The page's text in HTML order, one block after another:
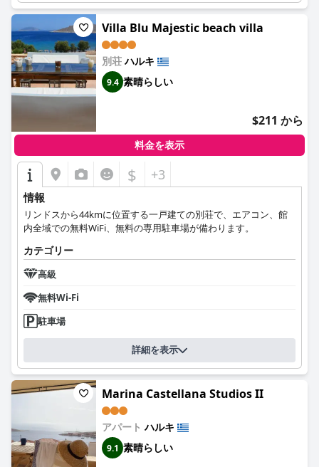
Villa Blu Majestic beach villa
別荘ハルキ
9.4 素晴らしい
$211 から
料金を表示
$ +3
情報
リンドスから44kmに位置する一戸建ての別荘で、エアコン、館
内全域での無料WiFi、無料の専用駐車場が備わります。
カテゴリー
高級
無料Wi-Fi
駐車場
詳細を表示
Marina Castellana Studios II
アパートハルキ
9.1 素晴らしい